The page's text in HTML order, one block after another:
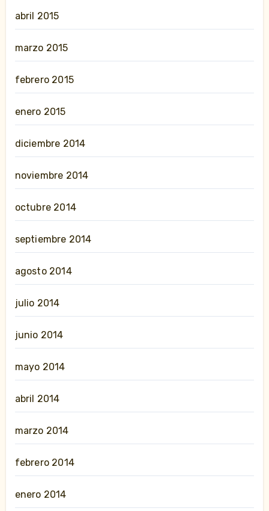
abril 2015
marzo 2015
febrero 2015
enero 2015
diciembre 2014
noviembre 2014
octubre 2014
septiembre 2014
agosto 2014
julio 2014
junio 2014
mayo 2014
abril 2014
marzo 2014
febrero 2014
enero 2014